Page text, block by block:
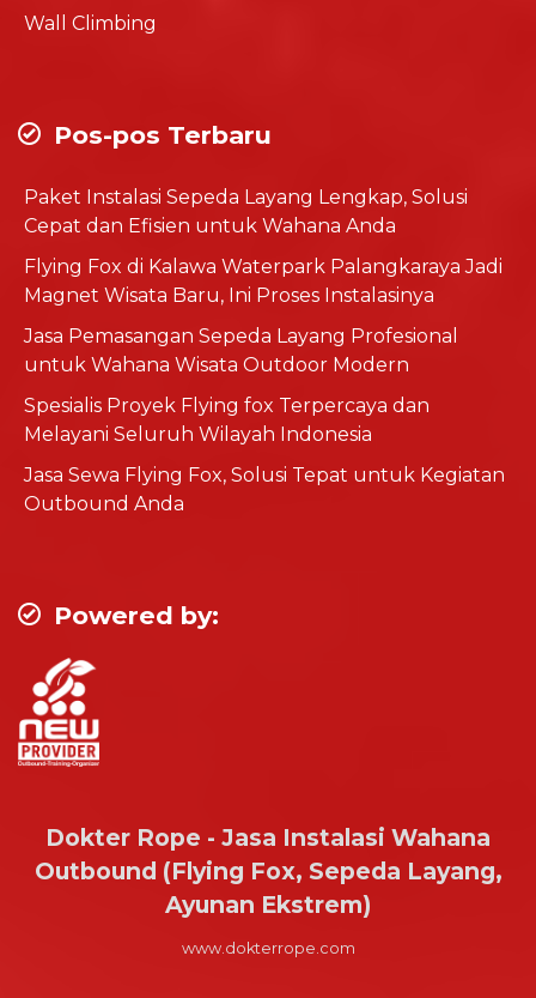
Wall Climbing
Pos-pos Terbaru
Paket Instalasi Sepeda Layang Lengkap, Solusi
Cepat dan Efisien untuk Wahana Anda
Flying Fox di Kalawa Waterpark Palangkaraya Jadi
Magnet Wisata Baru, Ini Proses Instalasinya
Jasa Pemasangan Sepeda Layang Profesional
untuk Wahana Wisata Outdoor Modern
Spesialis Proyek Flying fox Terpercaya dan
Melayani Seluruh Wilayah Indonesia
Jasa Sewa Flying Fox, Solusi Tepat untuk Kegiatan
Outbound Anda
Powered by:
Dokter Rope - Jasa Instalasi Wahana
Outbound (Flying Fox, Sepeda Layang,
Ayunan Ekstrem)
www.dokterrope.com